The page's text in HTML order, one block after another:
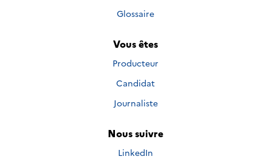
Glossaire
Vous êtes
Producteur
Candidat
Journaliste
Nous suivre
Nous suivre sur
LinkedIn